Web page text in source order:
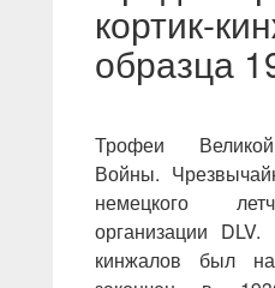
кортик-
образца
Трофеи
Войны.
немецкого
организации
кинжалов был